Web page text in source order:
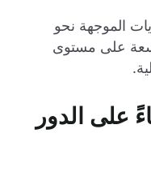
الموجهة نحو
على مستوى
على الدور